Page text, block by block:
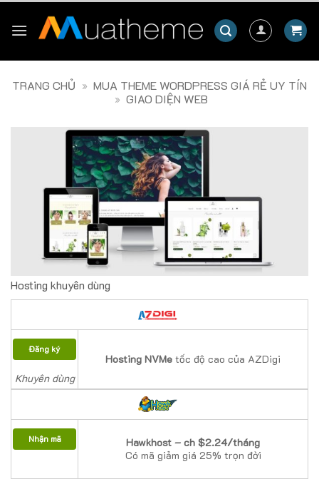
TRANG CHỦ » MUA THEME WORDPRESS GIÁ RẺ UY TÍN
» GIAO DIỆN WEB
Hosting khuyên dùng
Đăng ký
Khuyên dùng
Hosting NVMe tốc độ cao của AZDigi
Nhận mã
Hawkhost – ch $2.24/tháng
Có mã giảm giá 25% trọn đời